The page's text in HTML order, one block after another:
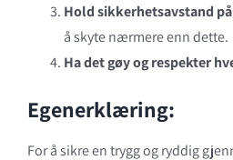
Hold sikkerhetsavstand
å skyte nærmere enn dette.
Ha det gøy og respekter
Egenerklæring:
For å sikre en trygg og ryddig